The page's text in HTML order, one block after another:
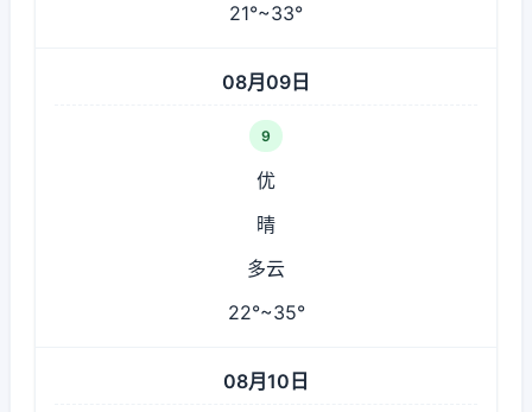
21°~33°
08月09日
9
优
晴
多云
22°~35°
08月10日